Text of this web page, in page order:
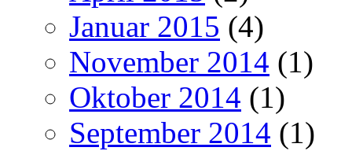
Januar 2015 (4)
November 2014 (1)
Oktober 2014 (1)
September 2014 (1)